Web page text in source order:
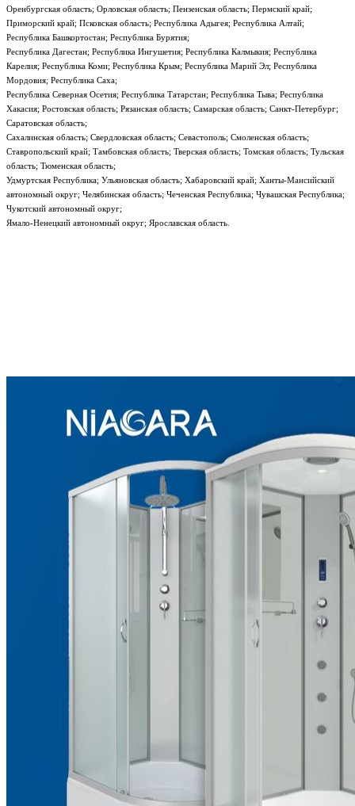
Оренбургская область; Орловская область; Пензенская область; Пермский край;
Приморский край; Псковская область; Республика Адыгея; Республика Алтай;
Республика Башкортостан; Республика Бурятия;
Республика Дагестан; Республика Ингушетия; Республика Калмыкия; Республика
Карелия; Республика Коми; Республика Крым; Республика Марий Эл; Республика
Мордовия; Республика Саха;
Республика Северная Осетия; Республика Татарстан; Республика Тыва; Республика
Хакасия; Ростовская область; Рязанская область; Самарская область; Санкт-Петербург;
Саратовская область;
Сахалинская область; Свердловская область; Севастополь; Смоленская область;
Ставропольский край; Тамбовская область; Тверская область; Томская область; Тульская
область; Тюменская область;
Удмуртская Республика; Ульяновская область; Хабаровский край; Ханты-Мансийский
автономный округ; Челябинская область; Чеченская Республика; Чувашская Республика;
Чукотский автономный округ;
Ямало-Ненецкий автономный округ; Ярославская область.